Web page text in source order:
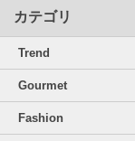
カテゴリ
Trend
Gourmet
Fashion